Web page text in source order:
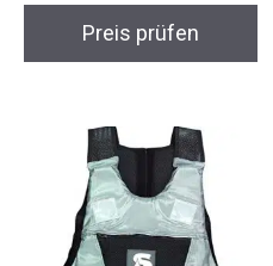
Preis prüfen